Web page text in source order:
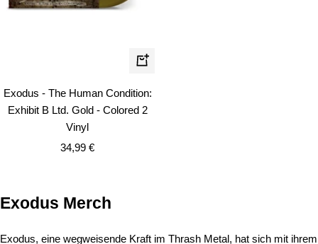
In
Warenkorb
Exodus - The Human Condition:
Exhibit B Ltd. Gold - Colored 2
Vinyl
Angebotspreis
34,99 €
Exodus Merch
Exodus, eine wegweisende Kraft im Thrash Metal, hat sich mit ihrem